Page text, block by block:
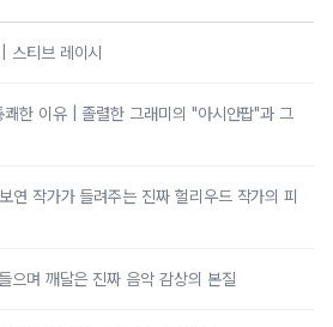
스티브 레이시
한 이유 | 졸렬한 그래미의 "아시안팝"과 그
연 작가가 들려주는 진짜 헐리우드 작가의 피
며 깨달은 진짜 음악 감상의 본질